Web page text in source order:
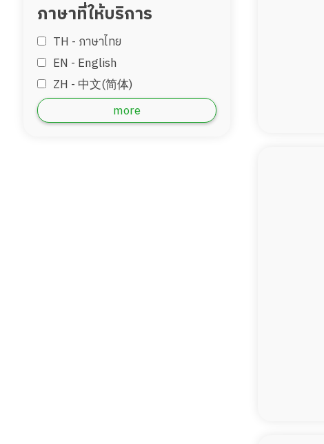
ภาษาที่ให้บริการ
TH - ‏ภาษาไทย
EN - English
ZH - 中文(简体)
DE - Deutsch
more